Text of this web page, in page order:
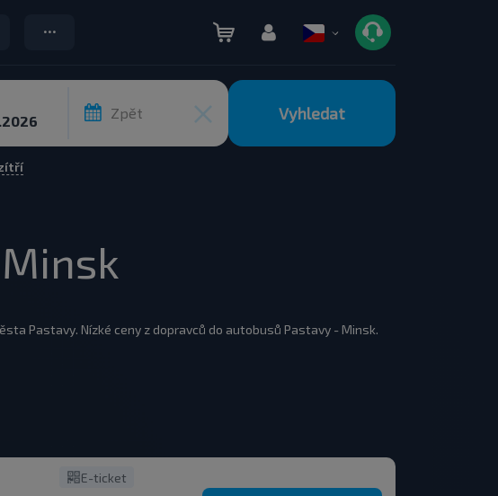
Zpět Vyhledat
Pastavy. Nízké ceny z dopravců do autobusů Pastavy - Minsk.
E-ticket